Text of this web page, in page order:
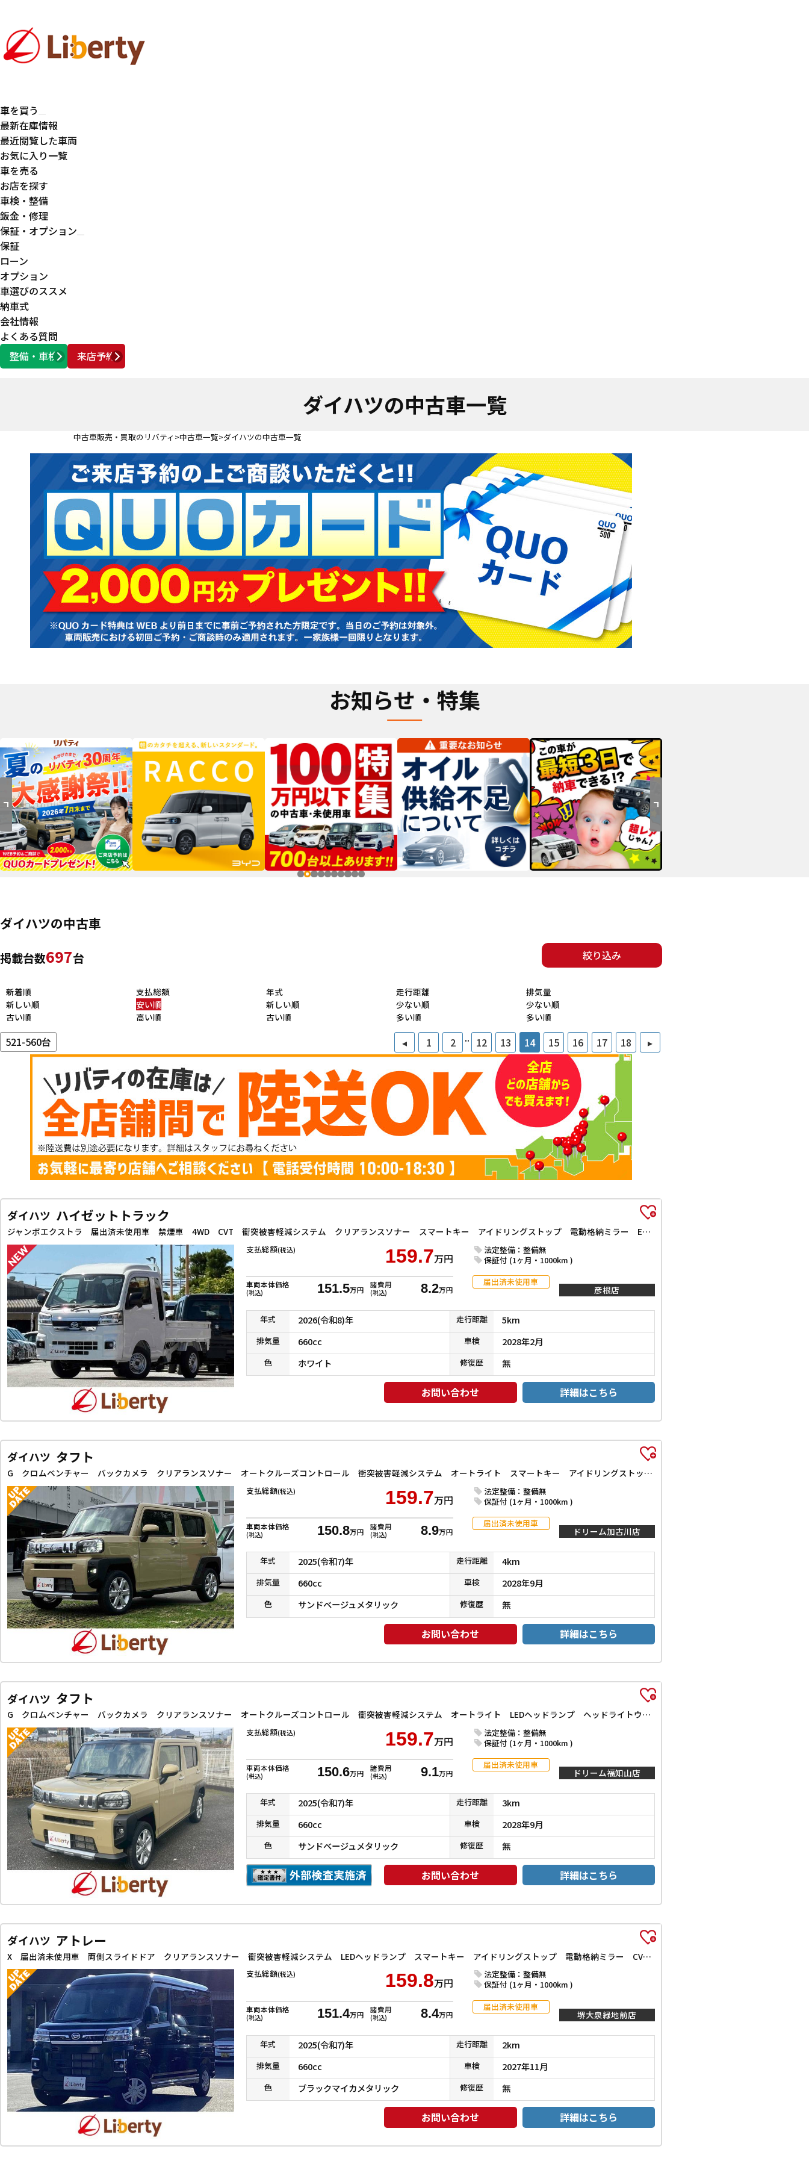
車を買う
最新在庫情報
最近閲覧した車両
お気に入り一覧
車を売る
お店を探す
車検・整備
鈑金・修理
保証・オプション
保証
ローン
オプション
車選びのススメ
納車式
会社情報
よくある質問
整備・車検
来店予約
営業時間 AM10:00 ～ PM6:00
ダイハツの中古車一覧
中古車販売・買取のリバティ 中古車一覧 ダイハツの中古車一覧
お知らせ・特集
ダイハツの中古車
絞り込み
掲載台数697台
新着順
新しい順
古い順
支払総額
安い順
高い順
年式
新しい順
古い順
走行距離
少ない順
多い順
排気量
少ない順
多い順
521-560台 ◂ 1 2 .. 12 13 14 15 16 17 18 ▸
ダイハツ ハイゼットトラック
ジャンボエクストラ 届出済未使用車 禁煙車 4WD CVT 衝突被害軽減システム クリアランスソナー スマートキー アイドリングストップ 電動格納ミラー ESC エアコン パワーステアリング パワーウィンドウ
支払総額(税込) 159.7万円
車両本体価格
(税込) 151.5万円
諸費用
(税込) 8.2万円
法定整備：整備無
保証付 (1ヶ月・1000km )
届出済未使用車
彦根店
年式 2026(令和8)年 走行距離 5km
排気量 660cc 車検 2028年2月
色 ホワイト 修復歴 無
お問い合わせ 詳細はこちら
ダイハツ タフト
G クロムベンチャー バックカメラ クリアランスソナー オートクルーズコントロール 衝突被害軽減システム オートライト スマートキー アイドリングストップ 電動格納ミラー シートヒーター ガラスルーフ CVT ESC
支払総額(税込) 159.7万円
車両本体価格
(税込) 150.8万円
諸費用
(税込) 8.9万円
法定整備：整備無
保証付 (1ヶ月・1000km )
届出済未使用車
ドリーム加古川店
年式 2025(令和7)年 走行距離 4km
排気量 660cc 車検 2028年9月
色 サンドベージュメタリック 修復歴 無
お問い合わせ 詳細はこちら
ダイハツ タフト
G クロムベンチャー バックカメラ クリアランスソナー オートクルーズコントロール 衝突被害軽減システム オートライト LEDヘッドランプ ヘッドライトウォッシャー スマートキー アイドリングストップ 電動格納ミラー
支払総額(税込) 159.7万円
車両本体価格
(税込) 150.6万円
諸費用
(税込) 9.1万円
法定整備：整備無
保証付 (1ヶ月・1000km )
届出済未使用車
ドリーム福知山店
年式 2025(令和7)年 走行距離 3km
排気量 660cc 車検 2028年9月
色 サンドベージュメタリック 修復歴 無
お問い合わせ 詳細はこちら
ダイハツ アトレー
X 届出済未使用車 両側スライドドア クリアランスソナー 衝突被害軽減システム LEDヘッドランプ スマートキー アイドリングストップ 電動格納ミラー CVT 盗難防止システム ABS ESC
支払総額(税込) 159.8万円
車両本体価格
(税込) 151.4万円
諸費用
(税込) 8.4万円
法定整備：整備無
保証付 (1ヶ月・1000km )
届出済未使用車
堺大泉緑地前店
年式 2025(令和7)年 走行距離 2km
排気量 660cc 車検 2027年11月
色 ブラックマイカメタリック 修復歴 無
お問い合わせ 詳細はこちら